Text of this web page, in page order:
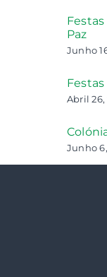
Paz
Junho
Abril 26,
Junho